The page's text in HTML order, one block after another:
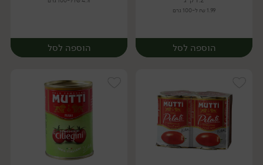
1.99 ₪ ל-100 גרם
הוספה לסל הוספה לסל